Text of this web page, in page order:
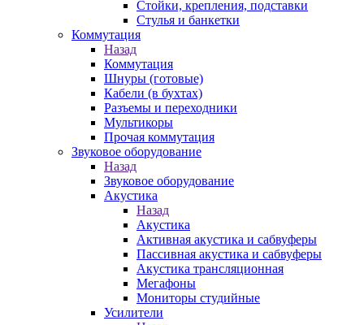
Стойки, крепления, подставки
Стулья и банкетки
Коммутация
Назад
Коммутация
Шнуры (готовые)
Кабели (в бухтах)
Разъемы и переходники
Мультикоры
Прочая коммутация
Звуковое оборудование
Назад
Звуковое оборудование
Акустика
Назад
Акустика
Активная акустика и сабвуферы
Пассивная акустика и сабвуферы
Акустика трансляционная
Мегафоны
Мониторы студийные
Усилители